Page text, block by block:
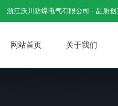
浙江沃川防爆电气有限公司 · 品质
网站首页 关于我们